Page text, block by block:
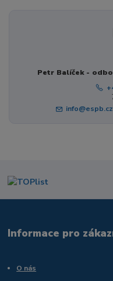
Petr Balíček -
Informace pro
O nás